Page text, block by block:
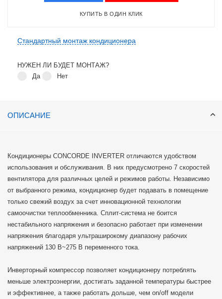
КУПИТЬ В ОДИН КЛИК
Стандартный монтаж кондиционера
НУЖЕН ЛИ БУДЕТ МОНТАЖ?
Да
Нет
ОПИСАНИЕ
Кондиционеры CONCORDE INVERTER отличаются удобством
использования и обслуживания. В них предусмотрено 7 скоростей
вентилятора для различных целей и режимов работы. Независимо
от выбранного режима, кондиционер будет подавать в помещение
только свежий воздух за счет инновационной технологии
самоочистки теплообменника. Сплит-система не боится
нестабильного напряжения и безопасно работает при изменении
напряжения благодаря ультраширокому диапазону рабочих
напряжений 130 В~275 В переменного тока.
Инверторный компрессор позволяет кондиционеру потреблять
меньше электроэнергии, достигать заданной температуры быстрее
и эффективнее, а также работать дольше, чем on/off модели